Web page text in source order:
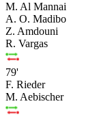
M. Al Mannai
A. O. Madibo
Z. Amdouni
R. Vargas
79'
F. Rieder
M. Aebischer